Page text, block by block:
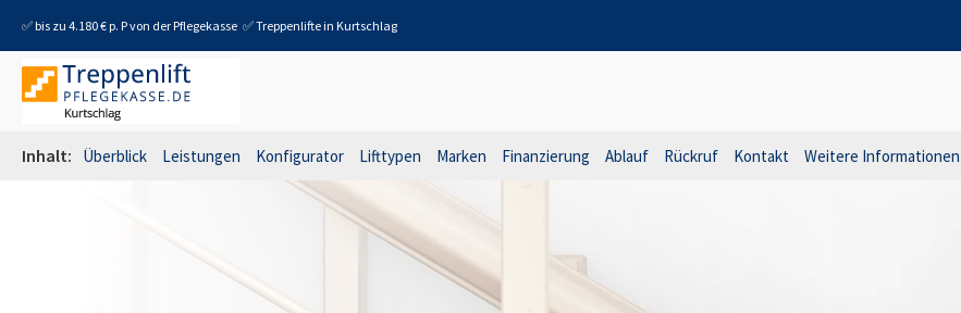
✅ bis zu 4.180 € p. P von der Pflegekasse ✅ Treppenlifte in Kurtschlag
Inhalt: Überblick Leistungen Konfigurator Lifttypen Marken Finanzierung Ablauf Rückruf Kontakt Weitere Informationen